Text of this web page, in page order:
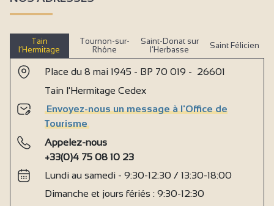
Véranda
Lit 160 cm
Matériel Bébé
Lit bébé
Linge compris
Draps compris
Chaise bébé
Tain
l’Hermitage
Tournon-sur-
Rhône
Saint-Donat sur
l’Herbasse
Saint Félicien
Place du 8 mai 1945 - BP 70 019 - 26601
Tain l'Hermitage Cedex
Envoyez-nous un message à l'Office de
Tourisme
Appelez-nous
+33(0)4 75 08 10 23
Lundi au samedi - 9:30-12:30 / 13:30-18:00
Dimanche et jours fériés : 9:30-12:30